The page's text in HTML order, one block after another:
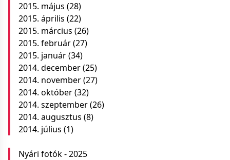
2015. május (28)
2015. április (22)
2015. március (26)
2015. február(27)
2015. január(34)
2014. december(25)
2014. november(27)
2014. október(32)
2014. szeptember(26)
2014. augusztus (8)
2014. július (1)
Nyári fotók - 2025